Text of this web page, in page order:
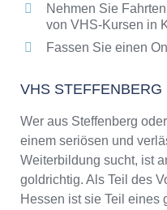
Nehmen Sie
von VHS-Kursen in
Fassen Sie einen
VHS
Wer aus Steffenberg
einem seriösen und
Weiterbildung sucht, ist
goldrichtig. Als Teil des
Hessen ist sie Teil eines